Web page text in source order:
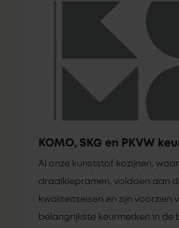
KOMO, SKG en PKVW
Al onze kunststof kozijnen,
draaikiepramen, voldoen aan
kwaliteitseisen en zijn voorzien
belangrijkste keurmerken in de